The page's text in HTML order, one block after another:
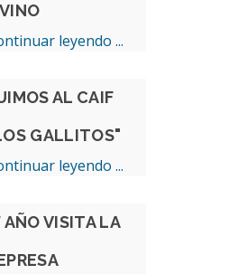
leyendo ...
AL CAIF
GALLITOS"
leyendo ...
AÑO VISITA LA